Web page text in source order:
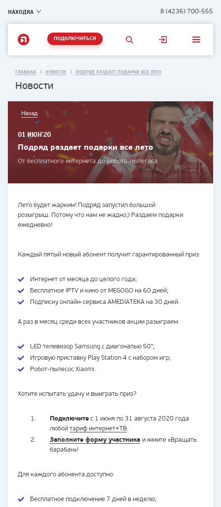
НАХОДКА 8 (4236) 700-555
ПОДКЛЮЧИТЬСЯ
ГЛАВНАЯ НОВОСТИ ПОДРЯД РАЗДАЕТ ПОДАРКИ ВСЕ ЛЕТО
Новости
Назад
01 ИЮН'20
Подряд раздает подарки все лето
От бесплатного интернета до робота-пылесоса
Лето будет жарким! Подряд запустил большой
розыгрыш. Потому что нам не жадно;) Раздаем подарки
ежедневно!
Каждый пятый новый абонент получит гарантированный приз:
Интернет от месяца до целого года;
Бесплатное IPTV и кино от MEGOGO на 60 дней;
Подписку онлайн-сервиса AMEDIATEKA на 30 дней.
А раз в месяц среди всех участников акции разыграем:
LED телевизор Samsung с диагональю 50";
Игровую приставку Play Station 4 с набором игр;
Робот-пылесос Xiaomi.
Хотите испытать удачу и выиграть приз?
Подключитес 1 июня по 31 августа 2020 года
любой тариф интернет+ТВ.
Заполните форму участника и жмите «Вращать
барабан»!
Для каждого абонента доступно:
Бесплатное подключение 7 дней в неделю;